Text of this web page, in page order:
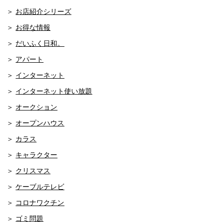
お店紹介シリーズ
お得な情報
だいふく日和。
アパート
インターネット
インターネット使い放題
オークション
オープンハウス
カラス
キャラクター
クリスマス
ケーブルテレビ
コロナワクチン
ゴミ問題